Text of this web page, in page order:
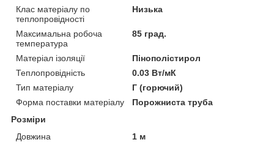
Клас матеріалу по
теплопровідності
Низька
Максимальна робоча
температура
85 град.
Матеріал ізоляції
Пінополістирол
Теплопровідність
0.03 Вт/мК
Тип матеріалу
Г (горючий)
Форма поставки матеріалу
Порожниста труба
Розміри
Довжина
1 м